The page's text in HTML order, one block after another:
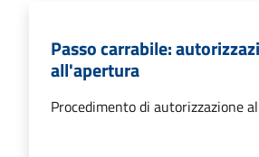
Passo carrabile:
all'apertura
Procedimento di autorizzazione